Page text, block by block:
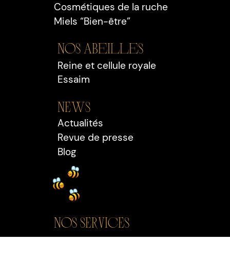
Cosmétiques de la ruche
Miels “Bien-être”
Nos Abeilles
Reine et cellule royale
Essaim
NEWS
Actualités
Revue de presse
Blog
Nos SERVICEs
Pour les entreprises